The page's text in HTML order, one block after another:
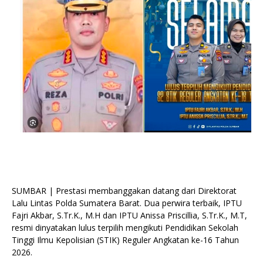
SUMBAR | Prestasi membanggakan datang dari Direktorat
Lalu Lintas Polda Sumatera Barat. Dua perwira terbaik, IPTU
Fajri Akbar, S.Tr.K., M.H dan IPTU Anissa Priscillia, S.Tr.K., M.T,
resmi dinyatakan lulus terpilih mengikuti Pendidikan Sekolah
Tinggi Ilmu Kepolisian (STIK) Reguler Angkatan ke-16 Tahun
2026.